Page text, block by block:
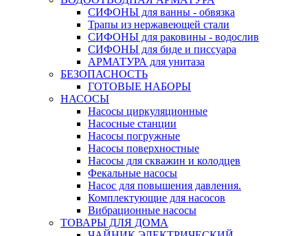
СИФОНЫ для ванны - обвязка
Трапы из нержавеющей стали
СИФОНЫ для раковины - водослив
СИФОНЫ для биде и писсуара
АРМАТУРА для унитаза
БЕЗОПАСНОСТЬ
ГОТОВЫЕ НАБОРЫ
НАСОСЫ
Насосы циркуляционные
Насосные станции
Насосы погружные
Насосы поверхностные
Насосы для скважин и колодцев
Фекальные насосы
Насос для повышения давления.
Комплектующие для насосов
Вибрационные насосы
ТОВАРЫ ДЛЯ ДОМА